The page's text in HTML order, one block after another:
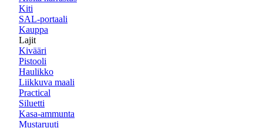
Kiti
SAL-portaali
Kauppa
Lajit
Kivääri
Pistooli
Haulikko
Liikkuva maali
Practical
Siluetti
Kasa-ammunta
Mustaruuti